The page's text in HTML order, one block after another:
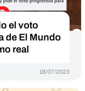
el voto
de El Mundo
real
18/07/2023